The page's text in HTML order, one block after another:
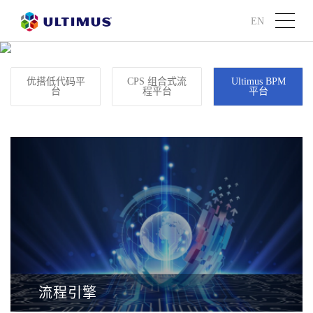
EN
第八代双引擎，400功能即买即用
优搭低代码平
台
CPS 组合式流
程平台
Ultimus BPM
平台
流程引擎